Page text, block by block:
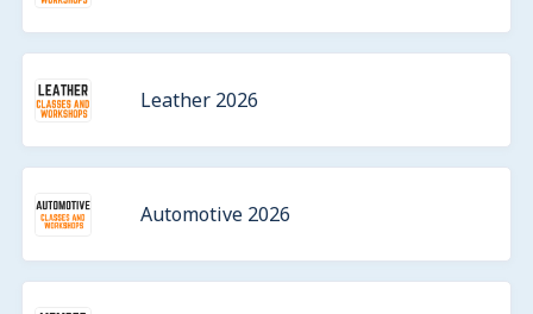
Leather 2026
Automotive 2026